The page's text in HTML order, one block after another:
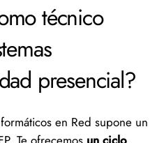
técnico
presencial?
en Red supone un